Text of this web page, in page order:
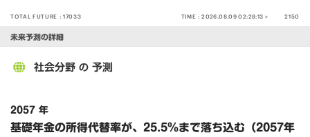
TOTAL FUTURE :17033 TIME :2026.08.09 02:28:13 > 2150
未来予測の詳細
社会分野 の 予測
2057 年
基礎年金の所得代替率が、25.5％まで落ち込む（2057年